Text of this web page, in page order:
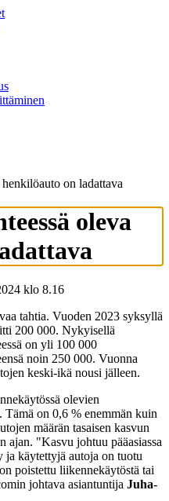
on ladattava
oleva
klo 8.16
tahtia. Vuoden 2023 syksyllä
200 000. Nykyisellä
on yli 100 000
noin 250 000. Vuonna
keski-ikä nousi jälleen.
olevien
on 0,6 % enemmän kuin
määrän tasaisen kasvun
ajan. "Kasvu johtuu pääasiassa
ja käytettyjä autoja on tuotu
poistettu liikennekäytöstä tai
johtava asiantuntija Juha-